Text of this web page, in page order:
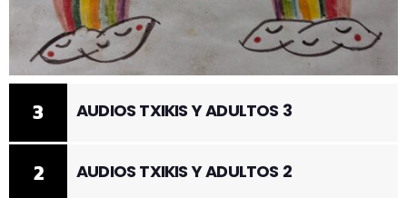
2 AUDIOS TXIKIS Y ADULTOS 2
3 AUDIOS TXIKIS Y ADULTOS 3